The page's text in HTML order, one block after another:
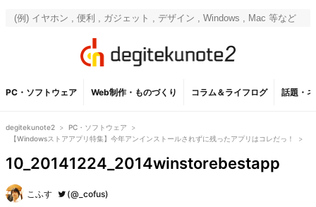
PC・ソフトウェア Web制作・ものづくり コラム＆ライフログ 話題・
degitekunote2 > PC・ソフトウェア
>
【Windowsストアアプリ特集】今年アンインストールされずに残ったアプリはコレだっ！
>
10_20141224_2014winstorebestapp
こふす (@_cofus)